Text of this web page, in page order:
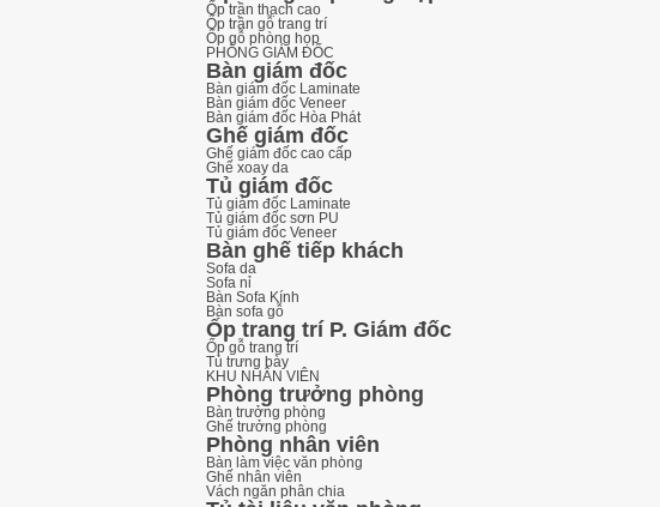
Ốp trần thạch cao
Ốp trần gỗ trang trí
Ốp gỗ phòng họp
PHÒNG GIÁM ĐỐC
Bàn giám đốc
Bàn giám đốc Laminate
Bàn giám đốc Veneer
Bàn giám đốc Hòa Phát
Ghế giám đốc
Ghế giám đốc cao cấp
Ghế xoay da
Tủ giám đốc
Tủ giám đốc Laminate
Tủ giám đốc sơn PU
Tủ giám đốc Veneer
Bàn ghế tiếp khách
Sofa da
Sofa nỉ
Bàn Sofa Kính
Bàn sofa gỗ
Ốp trang trí P. Giám đốc
Ốp gỗ trang trí
Tủ trưng bày
KHU NHÂN VIÊN
Phòng trưởng phòng
Bàn trưởng phòng
Ghế trưởng phòng
Phòng nhân viên
Bàn làm việc văn phòng
Ghế nhân viên
Vách ngăn phân chia